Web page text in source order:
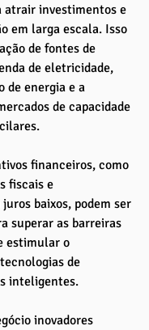
atrair investimentos e
em larga escala. Isso
de fontes de
de eletricidade,
de energia e a
de capacidade
financeiros, como
fiscais e
baixos, podem ser
superar as barreiras
estimular o
de
inteligentes.
inovadores